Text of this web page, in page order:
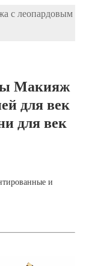
с леопардовым
Макияж
для век
для век
и